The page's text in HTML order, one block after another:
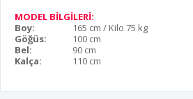
MODEL BİLGİLERİ:
Boy:
165 cm / Kilo 75 kg
Göğüs:
100 cm
Bel:
90 cm
Kalça:
110 cm